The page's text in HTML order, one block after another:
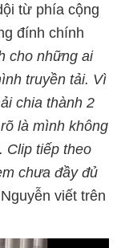
từ phía cộng
đính chính
cho những ai
truyền tải. Vì
chia thành 2
là mình không
Clip tiếp theo
chưa đầy đủ
viết trên